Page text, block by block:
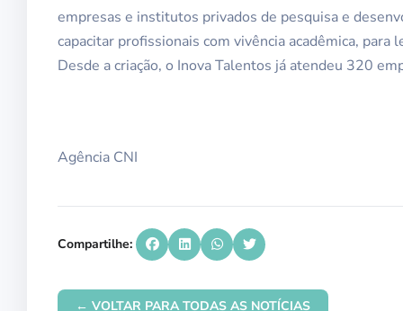
empresas e institutos privados de pesquisa e
capacitar profissionais com vivência acadêmica,
Desde a criação, o Inova Talentos já atendeu 320
Agência CNI
Compartilhe:
← VOLTAR PARA TODAS AS NOTÍCIAS